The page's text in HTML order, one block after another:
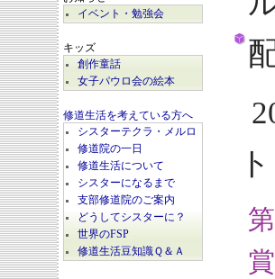
イベント・勉強会
キッズ
創作童話
女子パウロ会の絵本
修道生活を考えている方へ
シスターテクラ・メルロ
修道院の一日
修道生活について
シスターになるまで
支部修道院のご案内
どうしてシスターに？
世界のFSP
修道生活豆知識Ｑ＆Ａ